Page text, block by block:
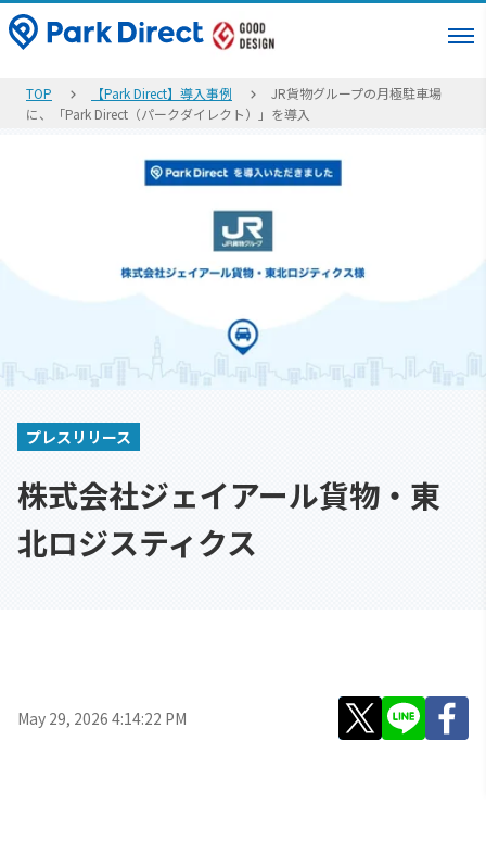
TOP 【Park Direct】導入事例
JR貨物グループの月極駐車場
に、「Park Direct（パークダイレクト）」を導入
プレスリリース
株式会社ジェイアール貨物・東
北ロジスティクス
May 29, 2026 4:14:22 PM